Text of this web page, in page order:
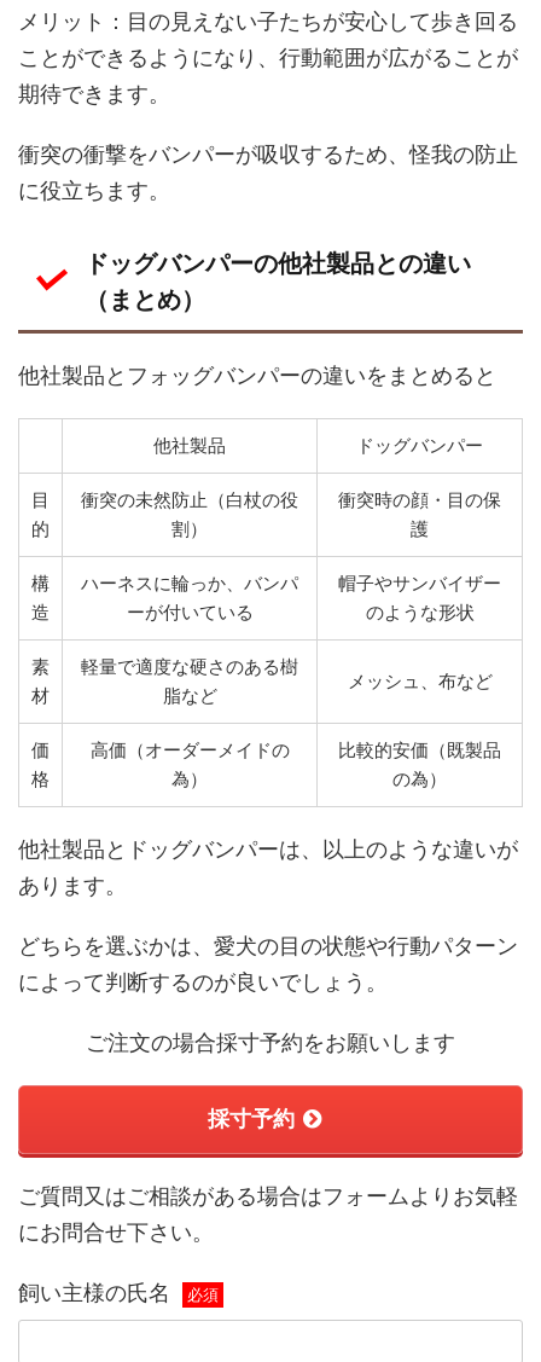
メリット：目の見えない子たちが安心して歩き回る
ことができるようになり、行動範囲が広がることが
期待できます。
衝突の衝撃をバンパーが吸収するため、怪我の防止
に役立ちます。
ドッグバンパーの他社製品との違い
（まとめ）
他社製品とフォッグバンパーの違いをまとめると
他社製品 ドッグバンパー
目
的
衝突の未然防止（白杖の役
割）
衝突時の顔・目の保
護
構
造
ハーネスに輪っか、バンパ
ーが付いている
帽子やサンバイザー
のような形状
素
材
軽量で適度な硬さのある樹
脂など
メッシュ、布など
価
格
高価（オーダーメイドの
為）
比較的安価（既製品
の為）
他社製品とドッグバンパーは、以上のような違いが
あります。
どちらを選ぶかは、愛犬の目の状態や行動パターン
によって判断するのが良いでしょう。
ご注文の場合採寸予約をお願いします
採寸予約
ご質問又はご相談がある場合はフォームよりお気軽
にお問合せ下さい。
飼い主様の氏名 必須